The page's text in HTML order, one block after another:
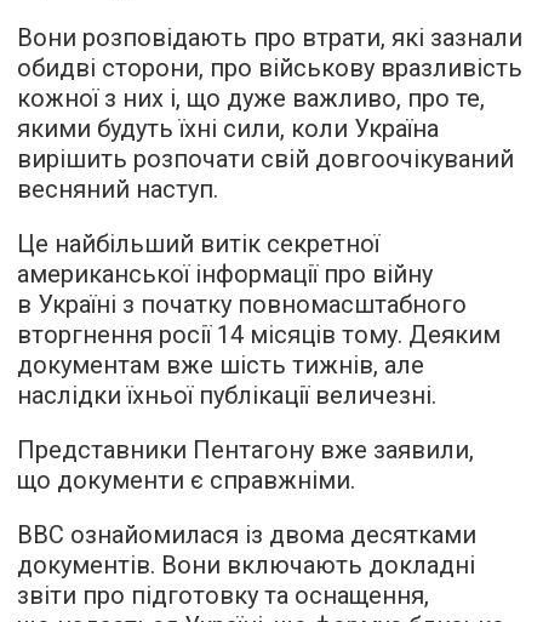
Вони розповідають про втрати, які зазнали
обидві сторони, про військову вразливість
кожної з них і, що дуже важливо, про те,
якими будуть їхні сили, коли Україна
вирішить розпочати свій довгоочікуваний
весняний наступ.
Це найбільший витік секретної
американської інформації про війну
в Україні з початку повномасштабного
вторгнення росії 14 місяців тому. Деяким
документам вже шість тижнів, але
наслідки їхньої публікації величезні.
Представники Пентагону вже заявили,
що документи є справжніми.
BBC ознайомилася із двома десятками
документів. Вони включають докладні
звіти про підготовку та оснащення,